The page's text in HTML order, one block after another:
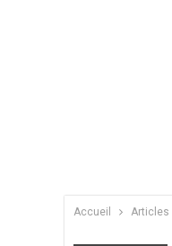
Accueil Articles